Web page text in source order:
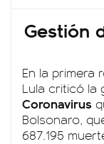
Gestión
En la primera
Lula criticó la
Coronavirus
Bolsonaro,
687.195